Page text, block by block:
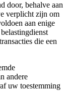
door, behalve aan
verplicht zijn om
aan enige
die een
andere
uw toestemming